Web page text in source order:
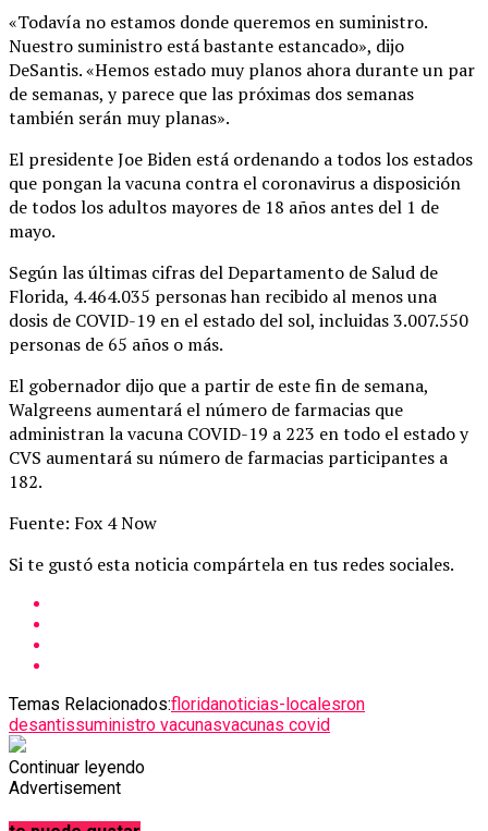
«Todavía no estamos donde queremos en suministro.
Nuestro suministro está bastante estancado», dijo
DeSantis. «Hemos estado muy planos ahora durante un par
de semanas, y parece que las próximas dos semanas
también serán muy planas».
El presidente Joe Biden está ordenando a todos los estados
que pongan la vacuna contra el coronavirus a disposición
de todos los adultos mayores de 18 años antes del 1 de
mayo.
Según las últimas cifras del Departamento de Salud de
Florida, 4.464.035 personas han recibido al menos una
dosis de COVID-19 en el estado del sol, incluidas 3.007.550
personas de 65 años o más.
El gobernador dijo que a partir de este fin de semana,
Walgreens aumentará el número de farmacias que
administran la vacuna COVID-19 a 223 en todo el estado y
CVS aumentará su número de farmacias participantes a
182.
Fuente: Fox 4 Now
Si te gustó esta noticia compártela en tus redes sociales.
Temas Relacionados:floridanoticias-localesron
desantissuministro vacunasvacunas covid
Continuar leyendo
Advertisement